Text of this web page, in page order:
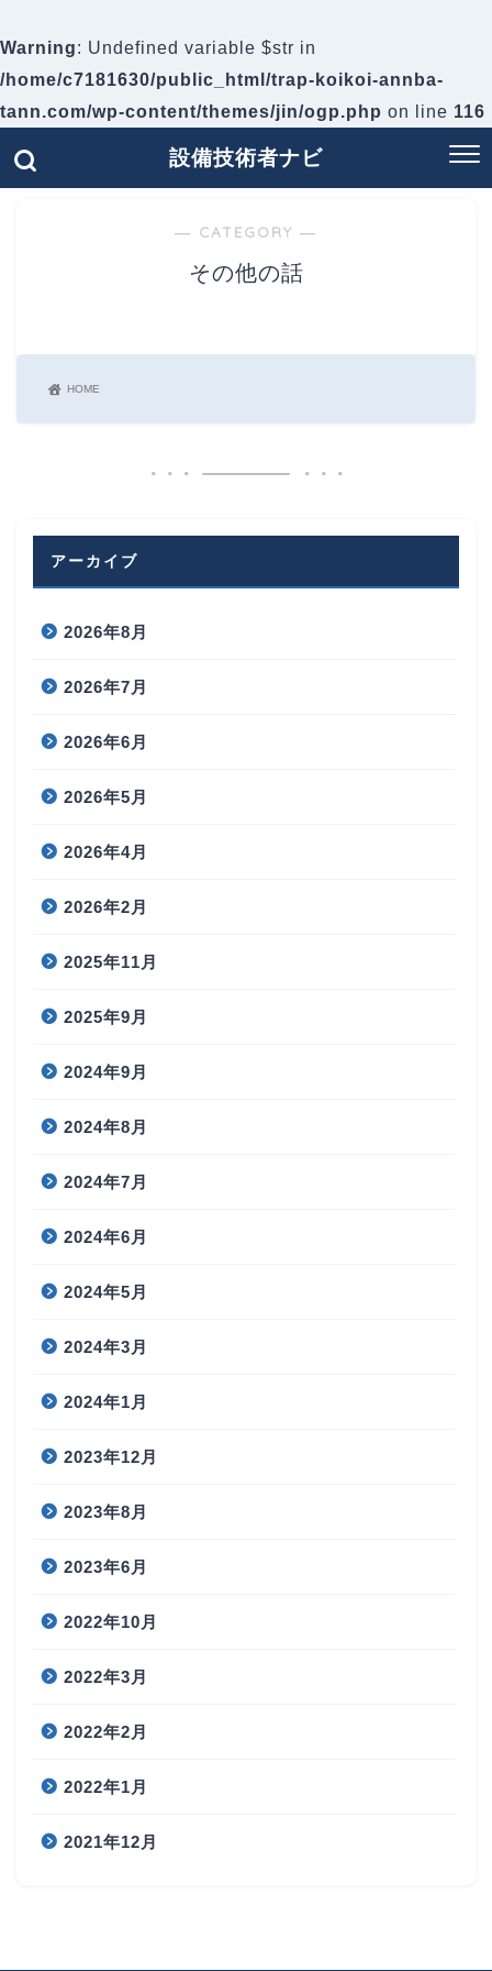
Warning: Undefined variable $str in
/home/c7181630/public_html/trap-koikoi-annba-
tann.com/wp-content/themes/jin/ogp.php on line 116
設備技術者ナビ
― CATEGORY ―
その他の話
HOME
アーカイブ
2026年8月
2026年7月
2026年6月
2026年5月
2026年4月
2026年2月
2025年11月
2025年9月
2024年9月
2024年8月
2024年7月
2024年6月
2024年5月
2024年3月
2024年1月
2023年12月
2023年8月
2023年6月
2022年10月
2022年3月
2022年2月
2022年1月
2021年12月